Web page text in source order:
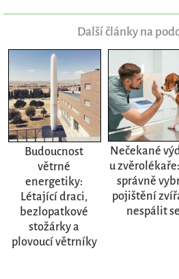
Další články na
Budoucnost
větrné
energetiky:
Létající draci,
bezlopatkové
stožárky a
plovoucí větrníky
Nečekané
u
správně
pojištění
nespálit se